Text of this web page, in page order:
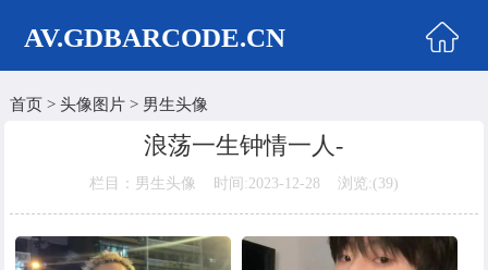
AV.GDBARCODE.CN
首页
女生头像
首页> 头像图片> 男生头像
浪荡一生钟情一人-
栏目：男生头像 时间:2023-12-28 浏览:(39)